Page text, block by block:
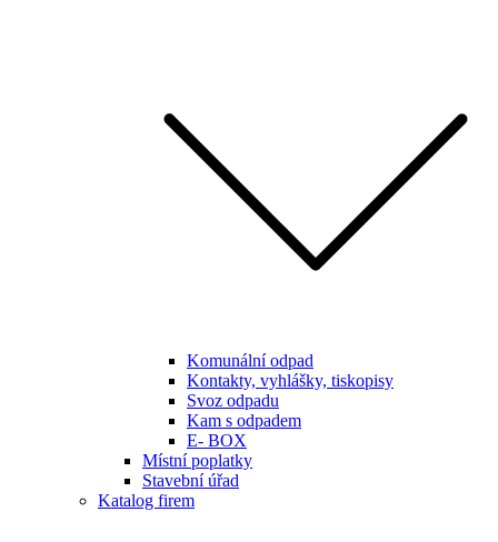
Komunální odpad
Kontakty, vyhlášky, tiskopisy
Svoz odpadu
Kam s odpadem
E- BOX
Místní poplatky
Stavební úřad
Katalog firem